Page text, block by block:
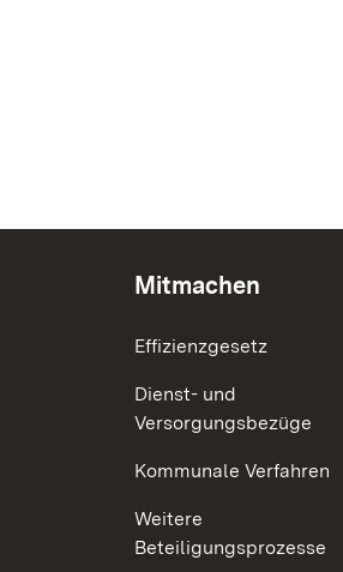
Mitmachen
Effizienzgesetz
Dienst- und
Versorgungsbezüge
Kommunale Verfahren
Weitere
Beteiligungsprozesse